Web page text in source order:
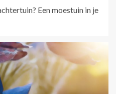
Een moestuin in je